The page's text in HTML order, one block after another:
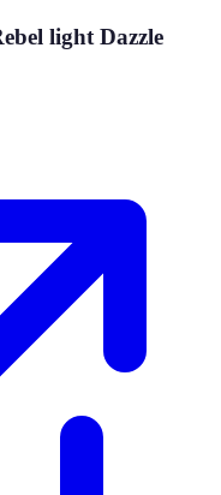
light Dazzle